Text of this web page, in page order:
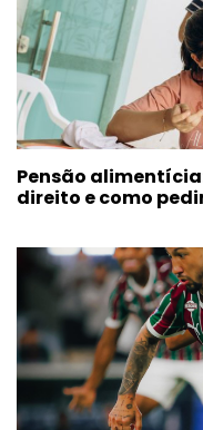
Pensão
direito e como